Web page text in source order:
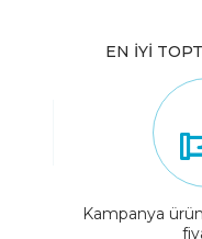
EN İYİ
Kampanya